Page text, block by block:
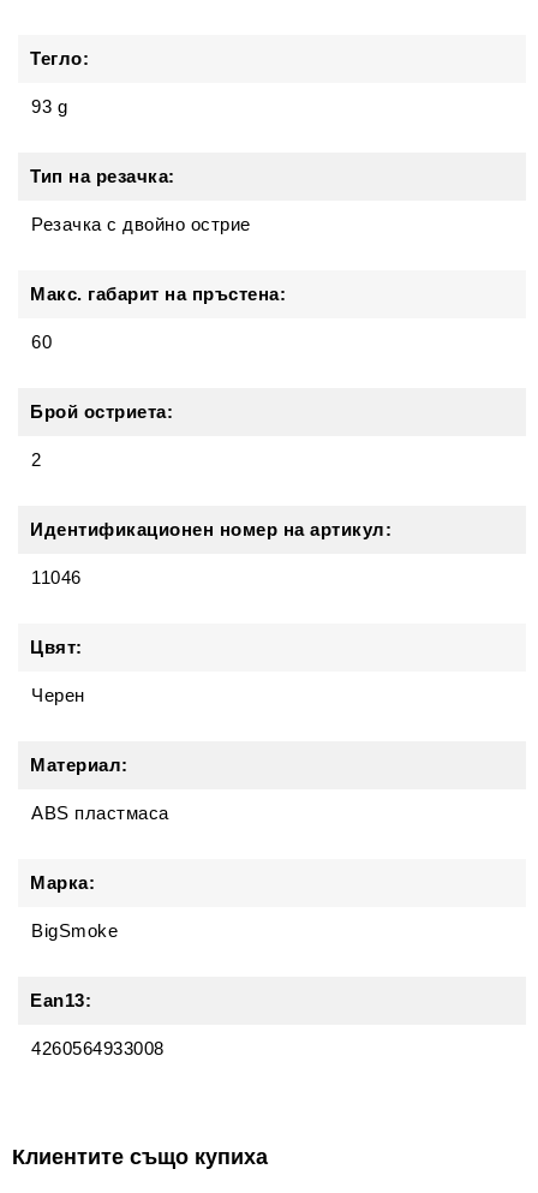
Тегло:
93 g
Тип на резачка:
Резачка с двойно острие
Макс. габарит на пръстена:
60
Брой остриета:
2
Идентификационен номер на артикул:
11046
Цвят:
Черен
Материал:
ABS пластмаса
Марка:
BigSmoke
Ean13:
4260564933008
Клиентите също купиха